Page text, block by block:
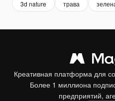
3d nature трава
Креативная платформа для
Более 1 миллиона
предприятий,